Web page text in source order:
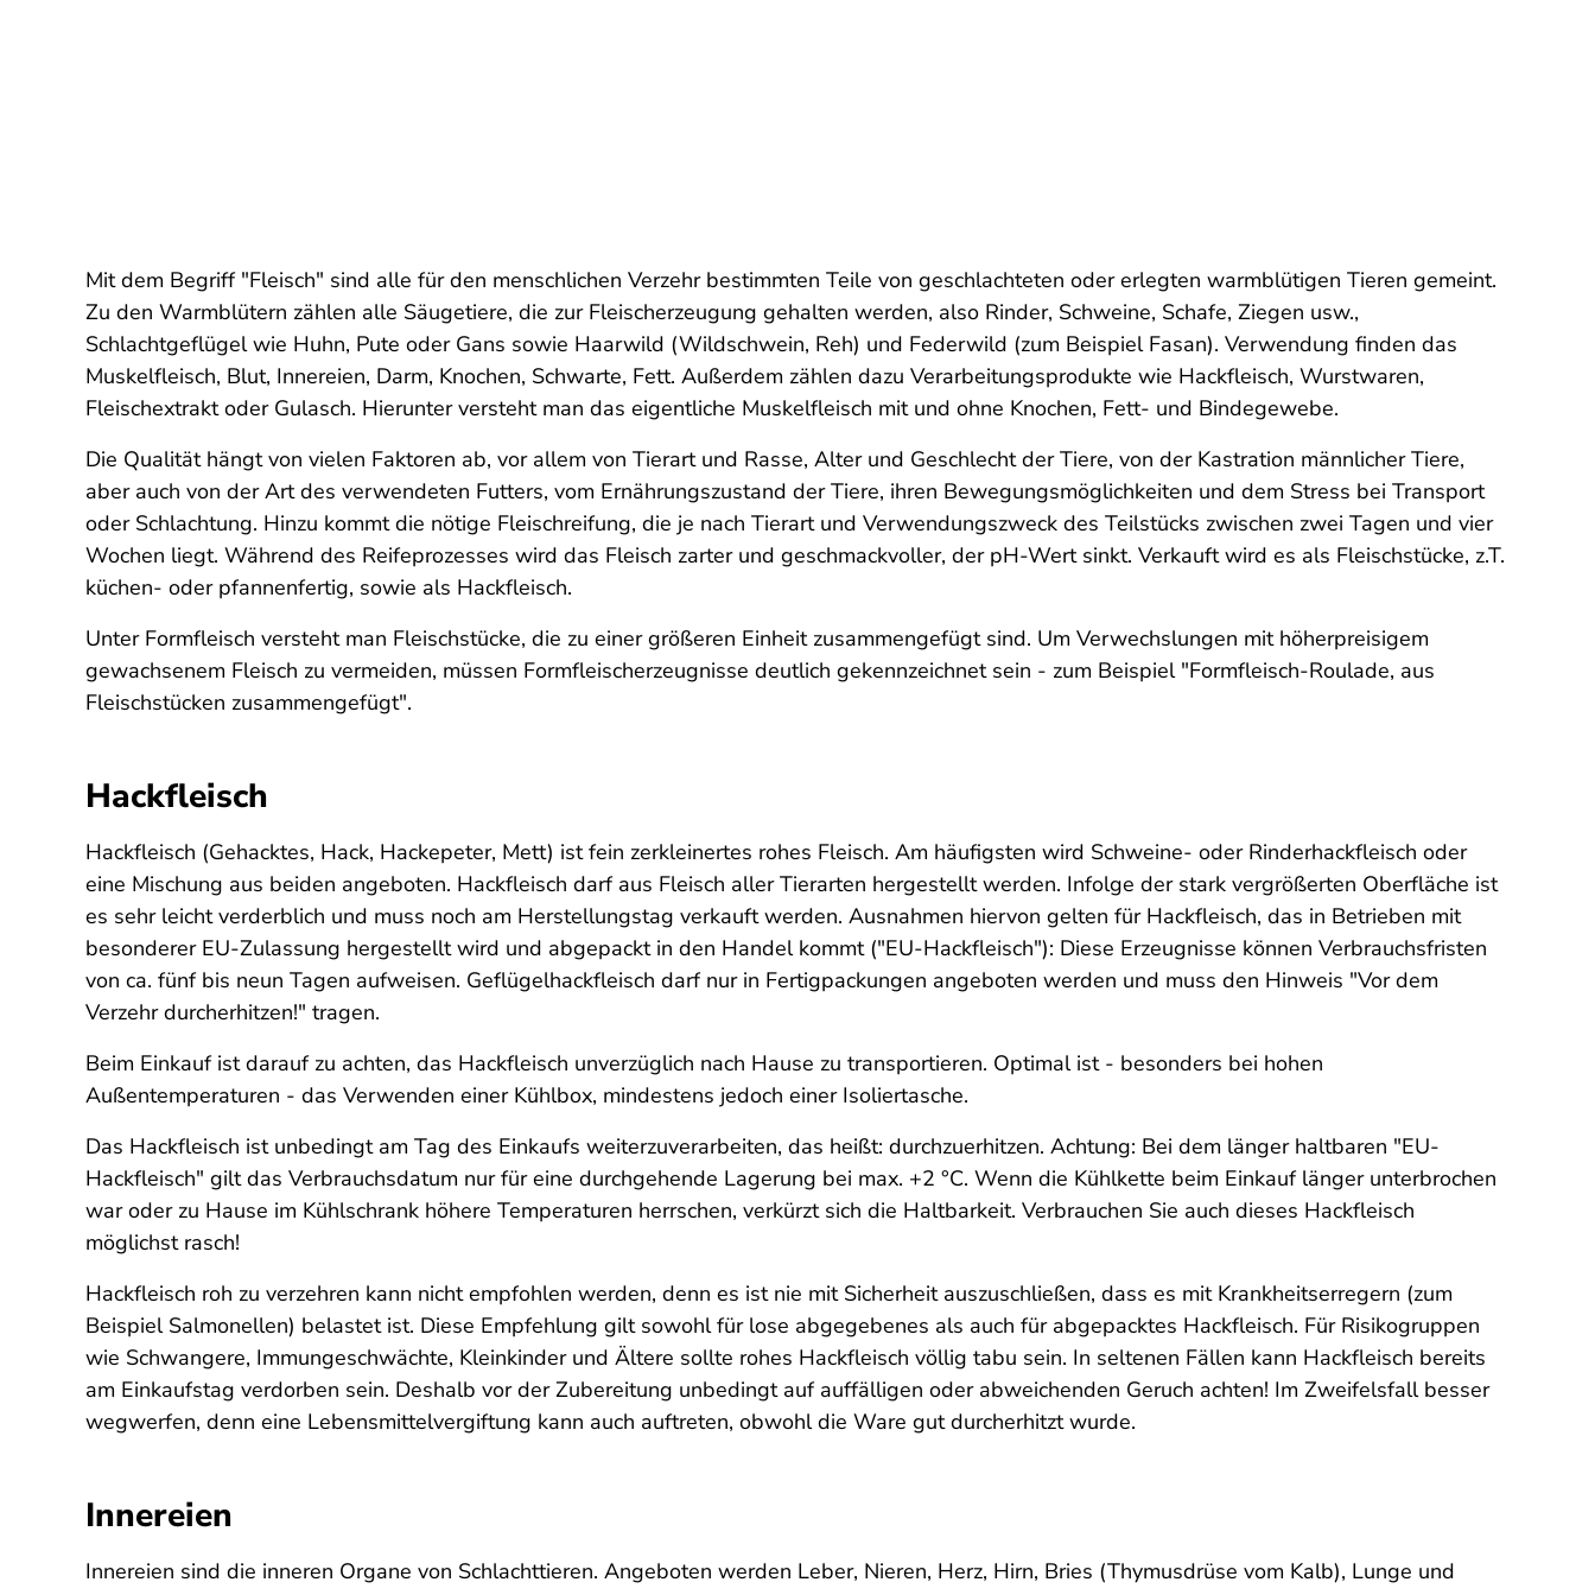
Mit dem Begriff "Fleisch" sind alle für den menschlichen Verzehr bestimmten Teile von geschlachteten oder erlegten warmblütigen Tieren gemeint.
Zu den Warmblütern zählen alle Säugetiere, die zur Fleischerzeugung gehalten werden, also Rinder, Schweine, Schafe, Ziegen usw.,
Schlachtgeflügel wie Huhn, Pute oder Gans sowie Haarwild (Wildschwein, Reh) und Federwild (zum Beispiel Fasan). Verwendung finden das
Muskelfleisch, Blut, Innereien, Darm, Knochen, Schwarte, Fett. Außerdem zählen dazu Verarbeitungsprodukte wie Hackfleisch, Wurstwaren,
Fleischextrakt oder Gulasch. Hierunter versteht man das eigentliche Muskelfleisch mit und ohne Knochen, Fett- und Bindegewebe.
Die Qualität hängt von vielen Faktoren ab, vor allem von Tierart und Rasse, Alter und Geschlecht der Tiere, von der Kastration männlicher Tiere,
aber auch von der Art des verwendeten Futters, vom Ernährungszustand der Tiere, ihren Bewegungsmöglichkeiten und dem Stress bei Transport
oder Schlachtung. Hinzu kommt die nötige Fleischreifung, die je nach Tierart und Verwendungszweck des Teilstücks zwischen zwei Tagen und vier
Wochen liegt. Während des Reifeprozesses wird das Fleisch zarter und geschmackvoller, der pH-Wert sinkt. Verkauft wird es als Fleischstücke, z.T.
küchen- oder pfannenfertig, sowie als Hackfleisch.
Unter Formfleisch versteht man Fleischstücke, die zu einer größeren Einheit zusammengefügt sind. Um Verwechslungen mit höherpreisigem
gewachsenem Fleisch zu vermeiden, müssen Formfleischerzeugnisse deutlich gekennzeichnet sein - zum Beispiel "Formfleisch-Roulade, aus
Fleischstücken zusammengefügt".
Hackfleisch
Hackfleisch (Gehacktes, Hack, Hackepeter, Mett) ist fein zerkleinertes rohes Fleisch. Am häufigsten wird Schweine- oder Rinderhackfleisch oder
eine Mischung aus beiden angeboten. Hackfleisch darf aus Fleisch aller Tierarten hergestellt werden. Infolge der stark vergrößerten Oberfläche ist
es sehr leicht verderblich und muss noch am Herstellungstag verkauft werden. Ausnahmen hiervon gelten für Hackfleisch, das in Betrieben mit
besonderer EU-Zulassung hergestellt wird und abgepackt in den Handel kommt ("EU-Hackfleisch"): Diese Erzeugnisse können Verbrauchsfristen
von ca. fünf bis neun Tagen aufweisen. Geflügelhackfleisch darf nur in Fertigpackungen angeboten werden und muss den Hinweis "Vor dem
Verzehr durcherhitzen!" tragen.
Beim Einkauf ist darauf zu achten, das Hackfleisch unverzüglich nach Hause zu transportieren. Optimal ist - besonders bei hohen
Außentemperaturen - das Verwenden einer Kühlbox, mindestens jedoch einer Isoliertasche.
Das Hackfleisch ist unbedingt am Tag des Einkaufs weiterzuverarbeiten, das heißt: durchzuerhitzen. Achtung: Bei dem länger haltbaren "EU-
Hackfleisch" gilt das Verbrauchsdatum nur für eine durchgehende Lagerung bei max. +2 °C. Wenn die Kühlkette beim Einkauf länger unterbrochen
war oder zu Hause im Kühlschrank höhere Temperaturen herrschen, verkürzt sich die Haltbarkeit. Verbrauchen Sie auch dieses Hackfleisch
möglichst rasch!
Hackfleisch roh zu verzehren kann nicht empfohlen werden, denn es ist nie mit Sicherheit auszuschließen, dass es mit Krankheitserregern (zum
Beispiel Salmonellen) belastet ist. Diese Empfehlung gilt sowohl für lose abgegebenes als auch für abgepacktes Hackfleisch. Für Risikogruppen
wie Schwangere, Immungeschwächte, Kleinkinder und Ältere sollte rohes Hackfleisch völlig tabu sein. In seltenen Fällen kann Hackfleisch bereits
am Einkaufstag verdorben sein. Deshalb vor der Zubereitung unbedingt auf auffälligen oder abweichenden Geruch achten! Im Zweifelsfall besser
wegwerfen, denn eine Lebensmittelvergiftung kann auch auftreten, obwohl die Ware gut durcherhitzt wurde.
Innereien
Innereien sind die inneren Organe von Schlachttieren. Angeboten werden Leber, Nieren, Herz, Hirn, Bries (Thymusdrüse vom Kalb), Lunge und